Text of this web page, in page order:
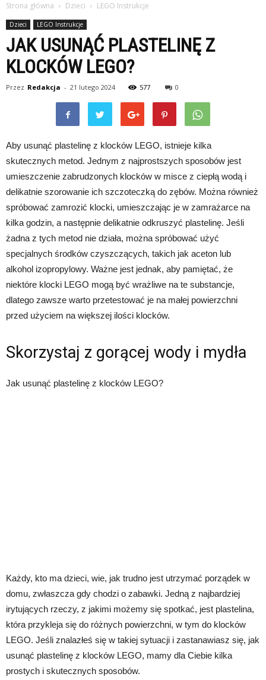
Strona główna Dzieci LEGO Instrukcje
Dzieci LEGO Instrukcje
JAK USUNĄĆ PLASTELINĘ Z
KLOCKÓW LEGO?
Przez Redakcja - 21 lutego 2024 577 0
Aby usunąć plastelinę z klocków LEGO, istnieje kilka
skutecznych metod. Jednym z najprostszych sposobów jest
umieszczenie zabrudzonych klocków w misce z ciepłą wodą i
delikatnie szorowanie ich szczoteczką do zębów. Można również
spróbować zamrozić klocki, umieszczając je w zamrażarce na
kilka godzin, a następnie delikatnie odkruszyć plastelinę. Jeśli
żadna z tych metod nie działa, można spróbować użyć
specjalnych środków czyszczących, takich jak aceton lub
alkohol izopropylowy. Ważne jest jednak, aby pamiętać, że
niektóre klocki LEGO mogą być wrażliwe na te substancje,
dlatego zawsze warto przetestować je na małej powierzchni
przed użyciem na większej ilości klocków.
Skorzystaj z gorącej wody i mydła
Jak usunąć plastelinę z klocków LEGO?
Każdy, kto ma dzieci, wie, jak trudno jest utrzymać porządek w
domu, zwłaszcza gdy chodzi o zabawki. Jedną z najbardziej
irytujących rzeczy, z jakimi możemy się spotkać, jest plastelina,
która przykleja się do różnych powierzchni, w tym do klocków
LEGO. Jeśli znalazłeś się w takiej sytuacji i zastanawiasz się, jak
usunąć plastelinę z klocków LEGO, mamy dla Ciebie kilka
prostych i skutecznych sposobów.